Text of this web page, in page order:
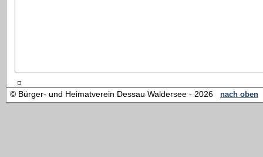
© Bürger- und Heimatverein Dessau Waldersee - 2026 nach oben